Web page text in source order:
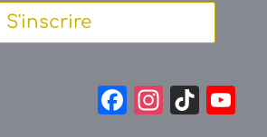
S'inscrire
F
In Ti